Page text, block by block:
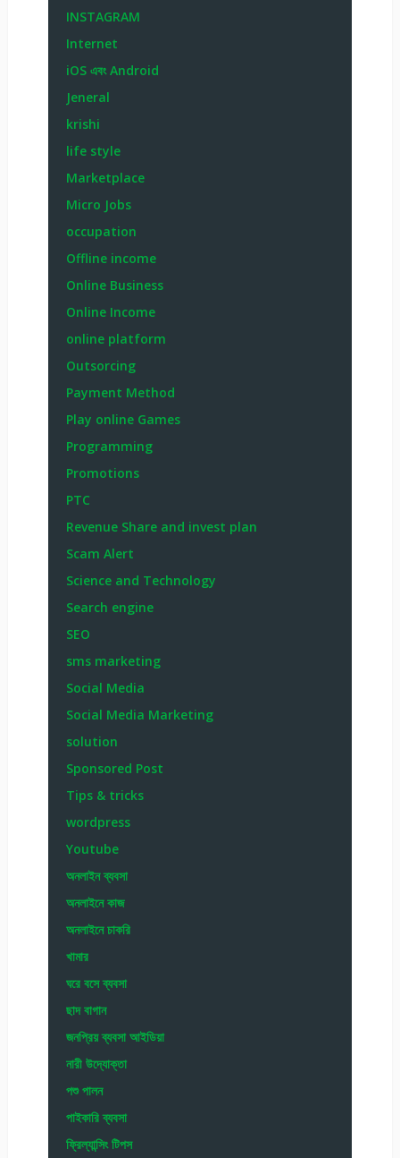
INSTAGRAM
Internet
iOS এবং Android
Jeneral
krishi
life style
Marketplace
Micro Jobs
occupation
Offline income
Online Business
Online Income
online platform
Outsorcing
Payment Method
Play online Games
Programming
Promotions
PTC
Revenue Share and invest plan
Scam Alert
Science and Technology
Search engine
SEO
sms marketing
Social Media
Social Media Marketing
solution
Sponsored Post
Tips & tricks
wordpress
Youtube
অনলাইন ব্যবসা
অনলাইনে কাজ
অনলাইনে চাকরি
খামার
ঘরে বসে ব্যবসা
ছাদ বাগান
জনপ্রিয় ব্যবসা আইডিয়া
নারী উদ্যোক্তা
পশু পালন
পাইকারি ব্যবসা
ফ্রিল্যান্সিং টিপস